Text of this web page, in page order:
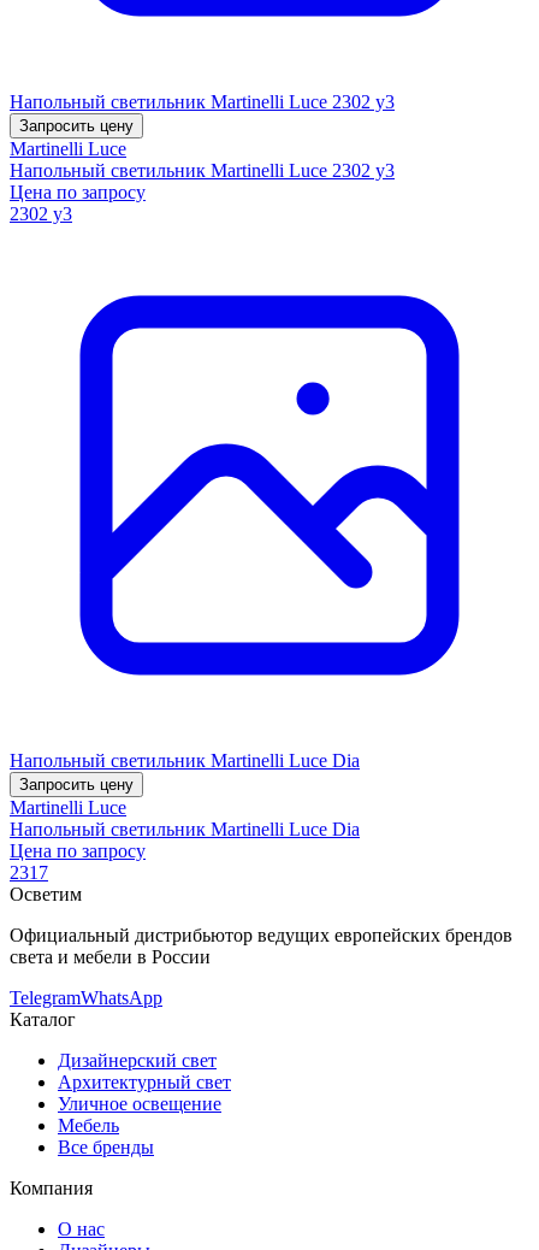
Напольный светильник Martinelli Luce 2302 y3
Запросить цену
Martinelli Luce
Напольный светильник Martinelli Luce 2302 y3
Цена по запросу
2302 y3
Напольный светильник Martinelli Luce Dia
Запросить цену
Martinelli Luce
Напольный светильник Martinelli Luce Dia
Цена по запросу
2317
Осветим
Официальный дистрибьютор ведущих европейских брендов
света и мебели в России
TelegramWhatsApp
Каталог
Дизайнерский свет
Архитектурный свет
Уличное освещение
Мебель
Все бренды
Компания
О нас